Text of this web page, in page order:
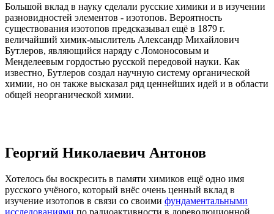
Большой вклад в науку сделали русские химики и в изучении
разновидностей элементов - изотопов. Вероятность
существования изотопов предсказывал ещё в 1879 г.
величайший химик-мыслитель Александр Михайлович
Бутлеров, являющийся наряду с Ломоносовым и
Менделеевым гордостью русской передовой науки. Как
известно, Бутлеров создал научную систему органической
химии, но он также высказал ряд ценнейших идей и в области
общей неорганической химии.